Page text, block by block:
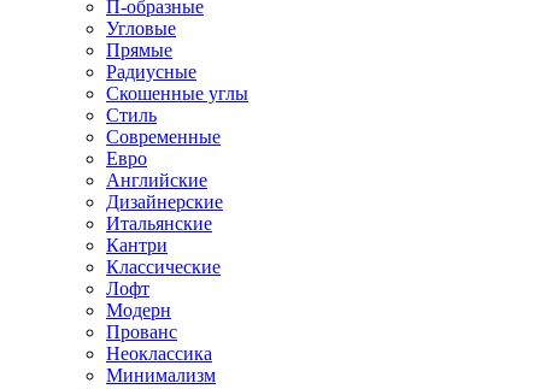
П-образные
Угловые
Прямые
Радиусные
Скошенные углы
Стиль
Современные
Евро
Английские
Дизайнерские
Итальянские
Кантри
Классические
Лофт
Модерн
Прованс
Неоклассика
Минимализм